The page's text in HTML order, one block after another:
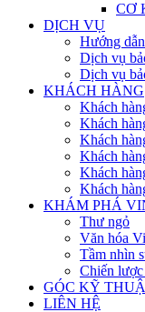
CƠ
DỊCH VỤ
Hướng
Dịch vụ
Dịch vụ
KHÁCH HÀNG
Khách
Khách
Khách
Khách
Khách
Khách
KHÁM PHÁ
Thư ngỏ
Văn hóa
Tầm nhìn
Chiến lược
GÓC KỸ
LIÊN HỆ